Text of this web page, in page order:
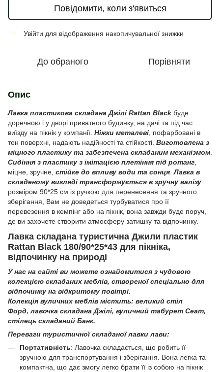
Повідомити, коли з'явиться
% Увійти для відображення накопичувальної знижки
До обраного Порівняти
Опис
Лавка пластикова складана Джілі Rattan Black буде
доречною і у дворі приватного будинку, на дачі та під час
виїзду на пікнік у компанії. Ніжки металеві , пофарбовані в
тон поверхні, надають надійності та стійкості. Виготовлена з
міцного пластику та забезпечена складаним механізмом
Сидіння з пластику з імітацією плетіння під ротанг
міцне, зручне, стійке до впливу води та сонця .Лавка в
складеному вигляді трансформується в зручну валізу
розміром 90*25 см із ручкою для перенесення та зручного
зберігання, Вам не доведеться турбуватися про її
перевезення в кемпінг або на пікнік, вона завжди буде поруч,
де ви захочете створити атмосферу затишку та відпочинку.
Лавка складана туристична Джили пластик
Rattan Black 180/90*25*43 для пікніка,
відпочинку на природі
У нас на сайті ви можете ознайомитися з чудовою
колекцією складаних меблів, створеної спеціально для
відпочинку на відкритому повітрі.
Колекція вуличних меблів містить: великий стіл
Форд, лавочка складана Джілі, вуличний табурет Сеат,
стілець складаний Банк.
Переваги туристичної складаної лавки лави:
Портативність: Лавочка складається, що робить її
зручною для транспортування і зберігання. Вона легка та
компактна, що дає змогу легко брати її із собою на пікнік